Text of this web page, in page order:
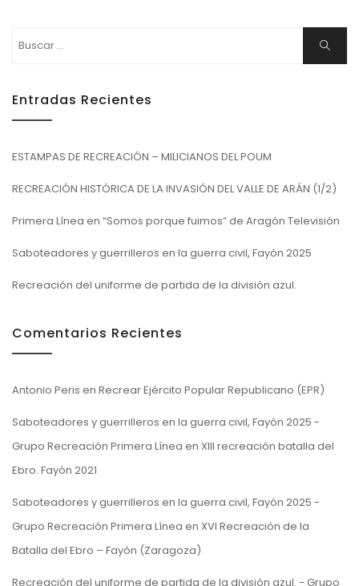
Buscar
Entradas Recientes
ESTAMPAS DE RECREACIÓN – MILICIANOS DEL POUM
RECREACIÓN HISTÓRICA DE LA INVASIÓN DEL VALLE DE ARÁN (1/2)
Primera Línea en “Somos porque fuimos” de Aragón Televisión
Saboteadores y guerrilleros en la guerra civil, Fayón 2025
Recreación del uniforme de partida de la división azul.
Comentarios Recientes
Antonio Peris en Recrear Ejército Popular Republicano (EPR)
Saboteadores y guerrilleros en la guerra civil, Fayón 2025 -
Grupo Recreación Primera Línea en XIII recreación batalla del
Ebro. Fayón 2021
Saboteadores y guerrilleros en la guerra civil, Fayón 2025 -
Grupo Recreación Primera Línea en XVI Recreación de la
Batalla del Ebro – Fayón (Zaragoza)
Recreación del uniforme de partida de la división azul. - Grupo